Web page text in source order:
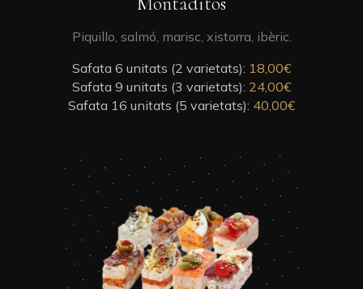
page
product
has
variants.
The
options
chosen
on
the
product
page
Piquillo, salmó, marisc, xistorra, ibèric.
Safata 6 unitats (2 varietats): 18,00€
Safata 9 unitats (3 varietats): 24,00€
Safata 16 unitats (5 varietats): 40,00€
This
product
has
multiple
variants.
The
options